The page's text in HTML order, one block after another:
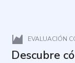
EVALUACIÓN
Descubre